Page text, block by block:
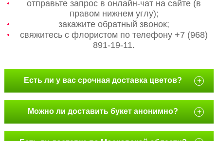
отправьте запрос в онлайн-чат на сайте (в
правом нижнем углу);
закажите обратный звонок;
свяжитесь с флористом по телефону +7 (968)
891-19-11.
Есть ли у вас срочная доставка цветов? +
Можно ли доставить букет анонимно? +